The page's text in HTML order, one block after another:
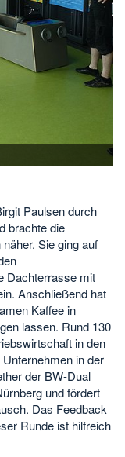
Paulsen durch
brachte die
Sie ging auf
Dachterrasse mit
Anschließend hat
Kaffee in
lassen. Rund 130
in den
in der
der BW-Dual
und fördert
Das Feedback
Runde ist hilfreich